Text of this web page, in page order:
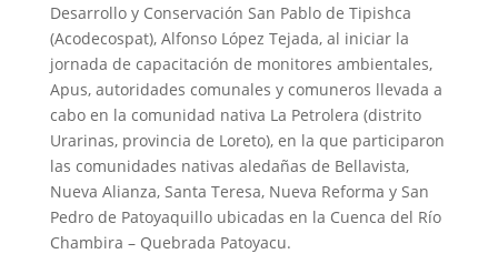
Desarrollo y Conservación San Pablo de Tipishca
(Acodecospat), Alfonso López Tejada, al iniciar la
jornada de capacitación de monitores ambientales,
Apus, autoridades comunales y comuneros llevada a
cabo en la comunidad nativa La Petrolera (distrito
Urarinas, provincia de Loreto), en la que participaron
las comunidades nativas aledañas de Bellavista,
Nueva Alianza, Santa Teresa, Nueva Reforma y San
Pedro de Patoyaquillo ubicadas en la Cuenca del Río
Chambira – Quebrada Patoyacu.